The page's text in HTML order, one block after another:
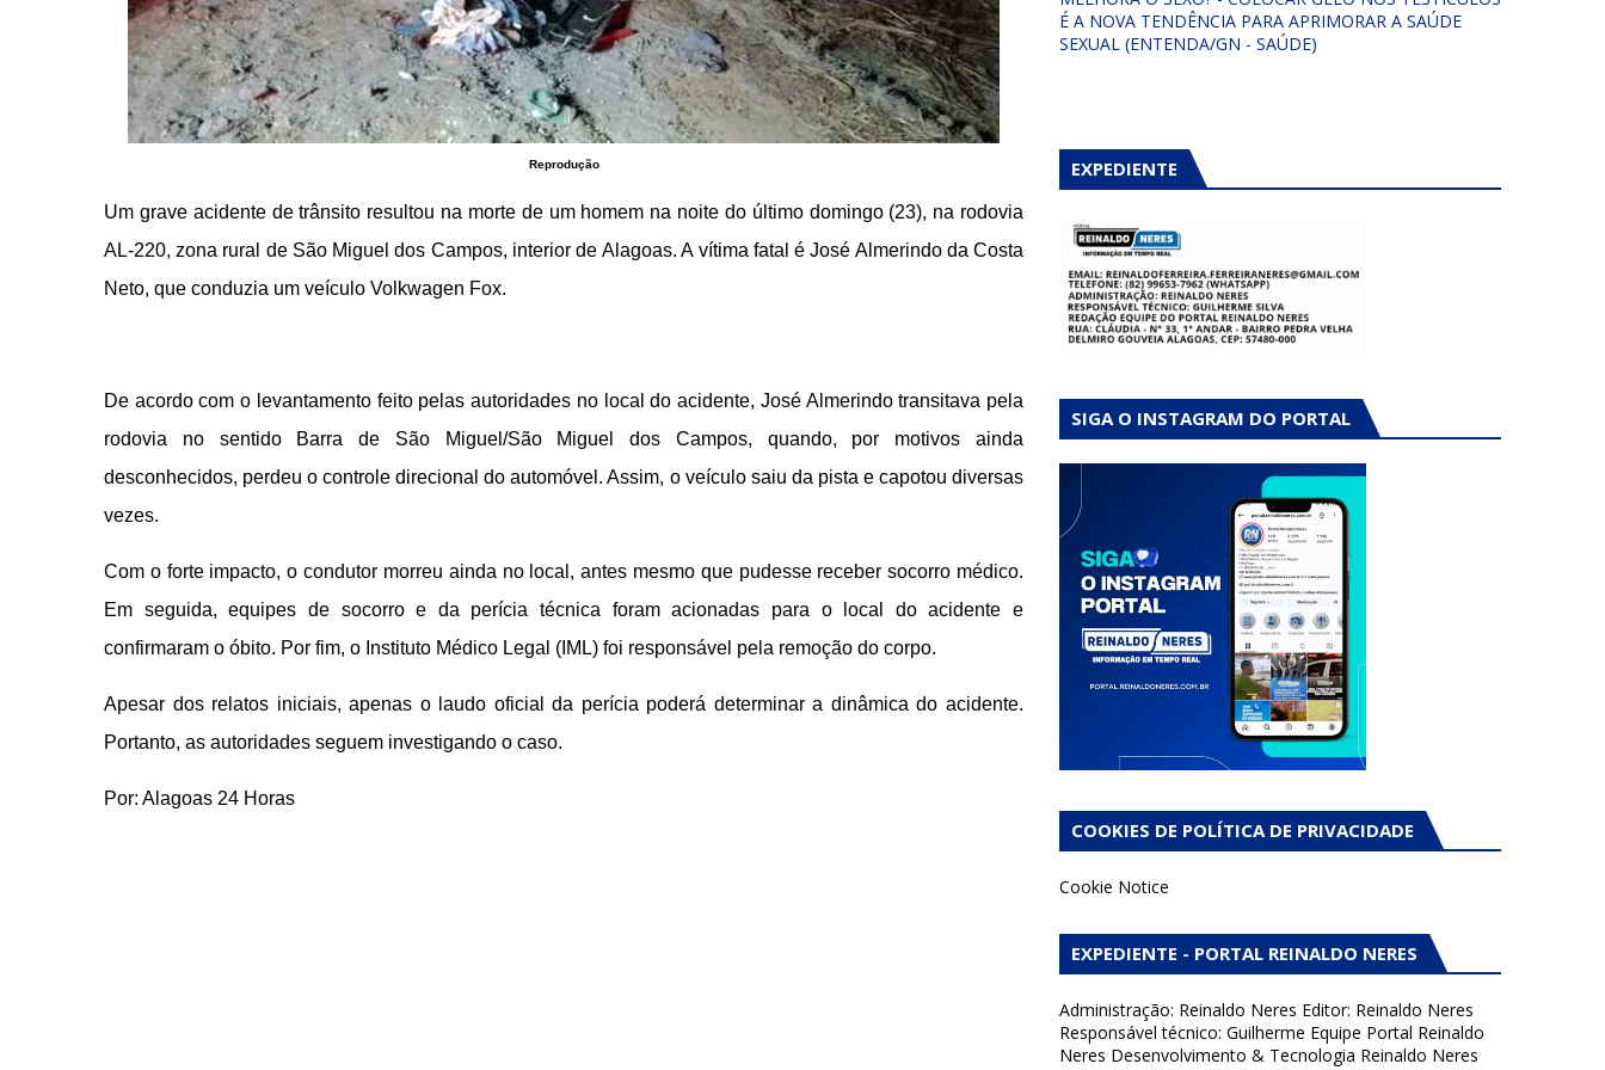
Reprodução
Um grave acidente de trânsito resultou na morte de um homem na noite do último domingo (23), na rodovia
AL-220, zona rural de São Miguel dos Campos, interior de Alagoas. A vítima fatal é José Almerindo da Costa
Neto, que conduzia um veículo Volkwagen Fox.
De acordo com o levantamento feito pelas autoridades no local do acidente, José Almerindo transitava pela
rodovia no sentido Barra de São Miguel/São Miguel dos Campos, quando, por motivos ainda
desconhecidos, perdeu o controle direcional do automóvel. Assim, o veículo saiu da pista e capotou diversas
vezes.
Com o forte impacto, o condutor morreu ainda no local, antes mesmo que pudesse receber socorro médico.
Em seguida, equipes de socorro e da perícia técnica foram acionadas para o local do acidente e
confirmaram o óbito. Por fim, o Instituto Médico Legal (IML) foi responsável pela remoção do corpo.
Apesar dos relatos iniciais, apenas o laudo oficial da perícia poderá determinar a dinâmica do acidente.
Portanto, as autoridades seguem investigando o caso.
Por: Alagoas 24 Horas
É A NOVA TENDÊNCIA PARA APRIMORAR A SAÚDE
SEXUAL (ENTENDA/GN - SAÚDE)
EXPEDIENTE
SIGA O INSTAGRAM DO PORTAL
COOKIES DE POLÍTICA DE PRIVACIDADE
Cookie Notice
EXPEDIENTE - PORTAL REINALDO NERES
Administração: Reinaldo Neres Editor: Reinaldo Neres
Responsável técnico: Guilherme Equipe Portal Reinaldo
Neres Desenvolvimento & Tecnologia Reinaldo Neres